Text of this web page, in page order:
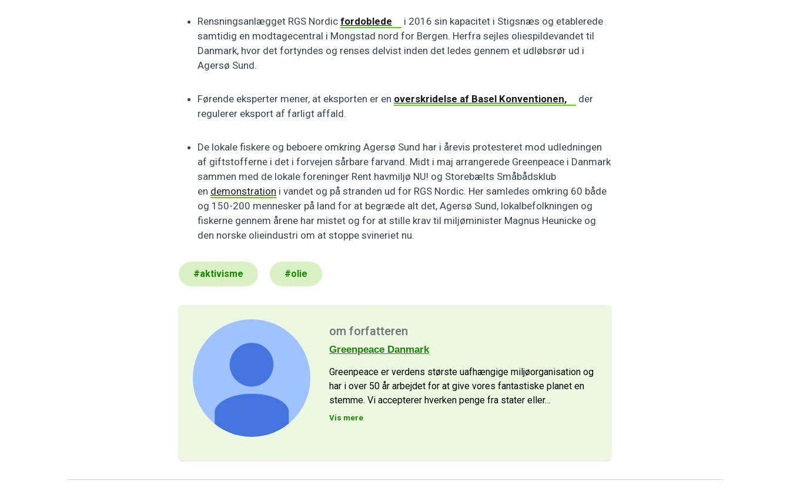
Rensningsanlægget RGS Nordic fordoblede
i 2016 sin kapacitet i Stigsnæs og etablerede
samtidig en modtagecentral i Mongstad nord for Bergen. Herfra sejles oliespildevandet til
Danmark, hvor det fortyndes og renses delvist inden det ledes gennem et udløbsrør ud i
Agersø Sund.
Førende eksperter mener, at eksporten er en overskridelse af Basel Konventionen,
der
regulerer eksport af farligt affald.
De lokale fiskere og beboere omkring Agersø Sund har i årevis protesteret mod udledningen
af giftstofferne i det i forvejen sårbare farvand. Midt i maj arrangerede Greenpeace i Danmark
sammen med de lokale foreninger Rent havmiljø NU! og Storebælts Småbådsklub
en demonstration i vandet og på stranden ud for RGS Nordic. Her samledes omkring 60 både
og 150-200 mennesker på land for at begræde alt det, Agersø Sund, lokalbefolkningen og
fiskerne gennem årene har mistet og for at stille krav til miljøminister Magnus Heunicke og
den norske olieindustri om at stoppe svineriet nu.
#aktivisme #olie
om forfatteren
Greenpeace Danmark
Greenpeace er verdens største uafhængige miljøorganisation og
har i over 50 år arbejdet for at give vores fantastiske planet en
stemme. Vi accepterer hverken penge fra stater eller…
Vis mere